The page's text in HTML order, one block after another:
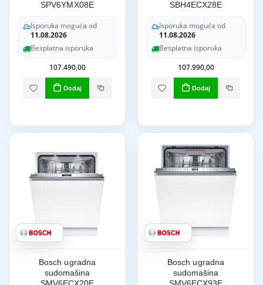
SPV6YMX08E
Isporuka moguća od
11.08.2026
Besplatna isporuka
107.490,00
Dodaj
SBH4ECX28E
Isporuka moguća od
11.08.2026
Besplatna isporuka
107.990,00
Dodaj
Bosch ugradna
sudomašina
Bosch ugradna
sudomašina